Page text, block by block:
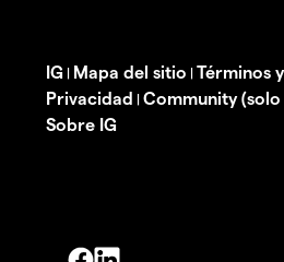
IG | Mapa del sitio | Términos
Privacidad | Community (solo
Sobre IG